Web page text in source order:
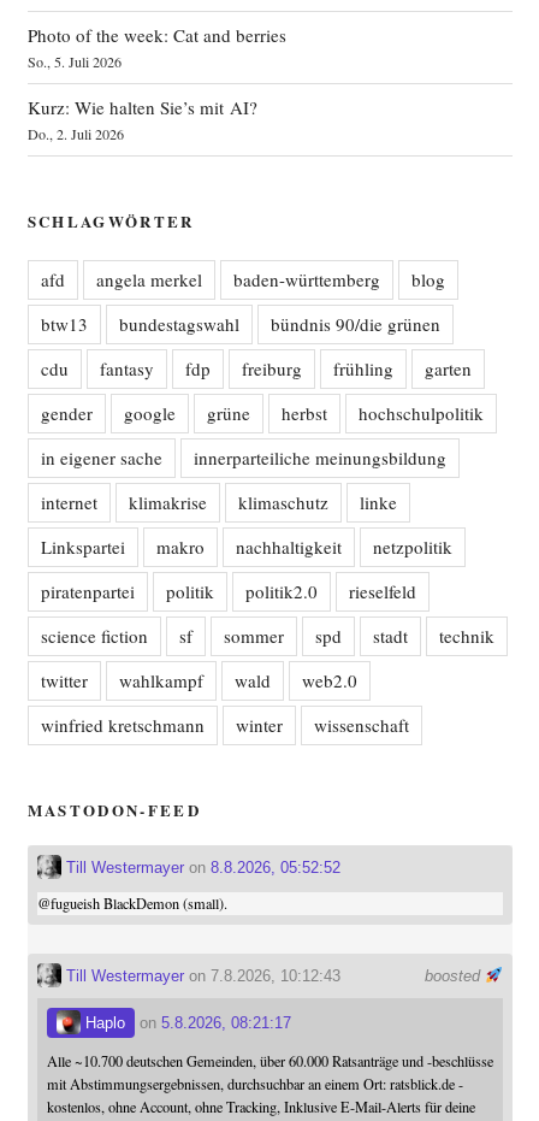
Photo of the week: Cat and berries
So., 5. Juli 2026
Kurz: Wie halten Sie’s mit AI?
Do., 2. Juli 2026
SCHLAGWÖRTER
afd angela merkel baden-württemberg
blog
btw13
bundestagswahl
bündnis 90/die grünen
cdu
fantasy fdp freiburg frühling
garten
gender
google grüne herbst
hochschulpolitik
in eigener sache
innerparteiliche meinungsbildung
internet
klimakrise klimaschutz
linke
Linkspartei
makro nachhaltigkeit
netzpolitik
piratenpartei
politik politik2.0
rieselfeld
science fiction
sf sommer spd stadt
technik
twitter
wahlkampf wald
web2.0
winfried kretschmann
winter wissenschaft
MASTODON-FEED
Till Westermayeron 8.8.2026, 05:52:52
@fugueishBlackDemon (small).
boosted
Till Westermayeron 7.8.2026, 10:12:43
Haplo on 5.8.2026, 08:21:17
Alle ~10.700 deutschen Gemeinden, über 60.000 Ratsanträge und -beschlüsse
mit Abstimmungsergebnissen, durchsuchbar an einem Ort: ratsblick.de -
kostenlos, ohne Account, ohne Tracking, Inklusive E-Mail-Alerts für deine